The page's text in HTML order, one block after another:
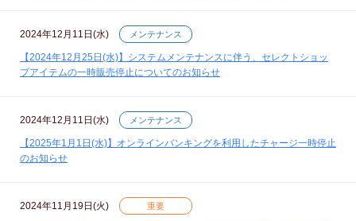
2024年12月11日(水) メンテナンス
【2024年12月25日(水)】システムメンテナンスに伴う、セレクトショッ
プアイテムの一時販売停止についてのお知らせ
2024年12月11日(水) メンテナンス
【2025年1月1日(水)】オンラインバンキングを利用したチャージ一時停止
のお知らせ
2024年11月19日(火) 重要